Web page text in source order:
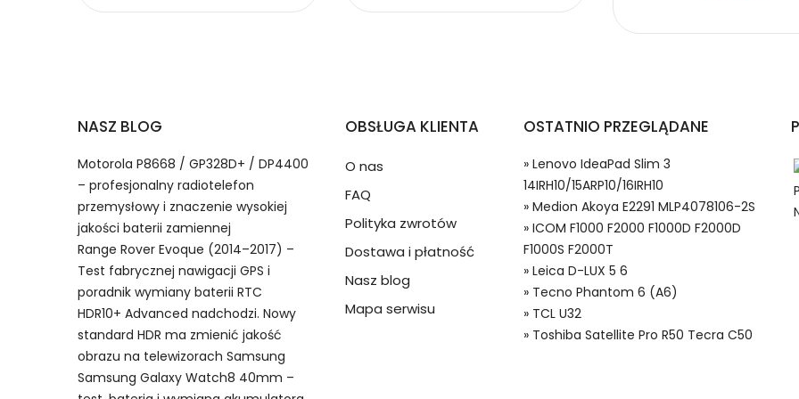
Baterie do Laptopów Lenovo L24B3PK2
Dzięki ochronie kupujących w systemie PayPal możesz odzyskać całkowitą wartość
przedmiot do Ciebie nie dotrze lub będzie się znacznie różnić od opisu.
Model urządzenia
Numer produktu baterii
Lenovo L24B3PK2 bateria, L24B3PK2 Baterie do Laptopów, Alternatywna bateria do Lenovo
14IRH10/15ARP10/16IRH10 akumulator.
NASZ BLOG
Motorola P8668 / GP328D+ / DP4400
– profesjonalny radiotelefon
przemysłowy i znaczenie wysokiej
jakości baterii zamiennej
Range Rover Evoque (2014–2017) –
Test fabrycznej nawigacji GPS i
poradnik wymiany baterii RTC
HDR10+ Advanced nadchodzi. Nowy
standard HDR ma zmienić jakość
obrazu na telewizorach Samsung
Samsung Galaxy Watch8 40mm –
OBSŁUGA KLIENTA
O nas
FAQ
Polityka zwrotów
Dostawa i płatność
Nasz blog
Mapa serwisu
OSTATNIO PRZEGLĄDANE
» Lenovo IdeaPad Slim 3
14IRH10/15ARP10/16IRH10
» Medion Akoya E2291 MLP4078106-2S
» ICOM F1000 F2000 F1000D F2000D
F1000S F2000T
» Leica D-LUX 5 6
» Tecno Phantom 6 (A6)
» TCL U32
» Toshiba Satellite Pro R50 Tecra C50